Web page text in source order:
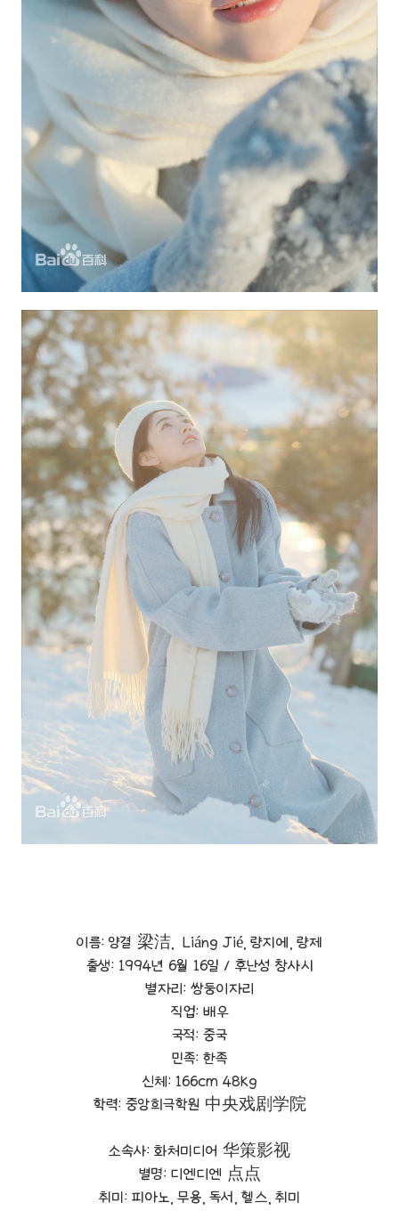
이름: 양결 梁洁, Liáng Jié, 량지에, 량제
출생: 1994년 6월 16일 / 후난성 창사시
별자리: 쌍둥이자리
직업: 배우
국적: 중국
민족: 한족
신체: 166cm 48kg
학력: 중앙희극학원 中央戏剧学院
소속사: 화처미디어 华策影视
별명: 디엔디엔 点点
취미: 피아노, 무용, 독서, 헬스, 취미